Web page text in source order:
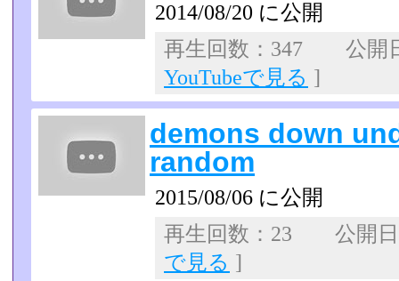
2014/08/20 に公開
再生回数：347 公開
YouTubeで見る ]
demons down
random
2015/08/06 に公開
再生回数：23 公開
で見る ]